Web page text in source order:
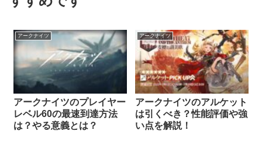
アークナイツ
アークナイツのプレイヤー
レベル60の最速到達方法
は？やる意義とは？
アークナイツ
アークナイツのアルケット
は引くべき？性能評価や強
い点を解説！